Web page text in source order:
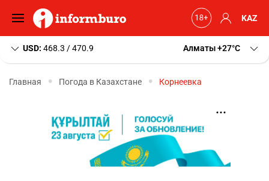
KAZ
USD: 468.3 / 470.9 Алматы+27 C
Главная Погода в Казахстане Корнеевка